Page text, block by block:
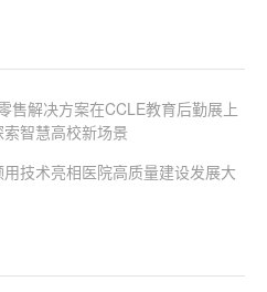
售解决方案在CCLE教育后勤展上
智慧高校新场景
技术亮相医院高质量建设发展大